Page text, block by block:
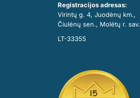
Registracijos adresas:
Virintų g. 4, Juodėnų km.,
Čiulėnų sen., Molėtų r. sav.
LT-33355